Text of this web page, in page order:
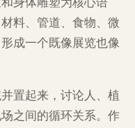
料、管道、食物、微
成一个既像展览也像
置起来，讨论人、植
之间的循环关系。作